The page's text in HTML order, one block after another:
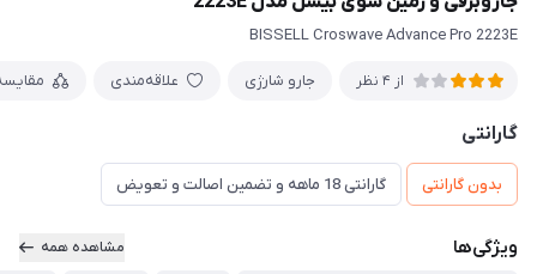
BISSELL Croswave Advance Pro 2223E
از 4 نظر جارو شارژی علاقه‌مندی
گارانتی
بدون گارانتی گارانتی 18 ماهه و تضمین اصالت و تعویض
ویژگی‌ها مشاهده همه